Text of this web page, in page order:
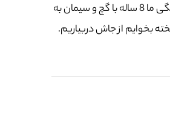
انداخت؟ چون توالت فرنگی ما 8 ساله با گچ و سیمان به
بخوایم از جاش دربیاریم.